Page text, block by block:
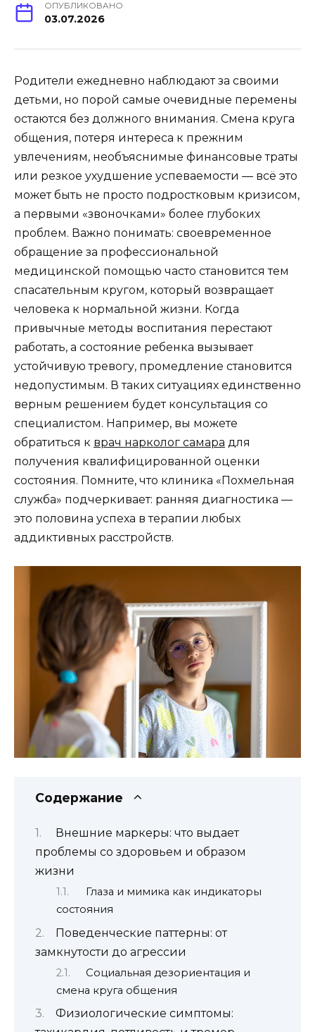
ОПУБЛИКОВАНО
03.07.2026
Родители ежедневно наблюдают за своими
детьми, но порой самые очевидные перемены
остаются без должного внимания. Смена круга
общения, потеря интереса к прежним
увлечениям, необъяснимые финансовые траты
или резкое ухудшение успеваемости — всё это
может быть не просто подростковым кризисом,
а первыми «звоночками» более глубоких
проблем. Важно понимать: своевременное
обращение за профессиональной
медицинской помощью часто становится тем
спасательным кругом, который возвращает
человека к нормальной жизни. Когда
привычные методы воспитания перестают
работать, а состояние ребенка вызывает
устойчивую тревогу, промедление становится
недопустимым. В таких ситуациях единственно
верным решением будет консультация со
специалистом. Например, вы можете
обратиться к врач нарколог самара для
получения квалифицированной оценки
состояния. Помните, что клиника «Похмельная
служба» подчеркивает: ранняя диагностика —
это половина успеха в терапии любых
аддиктивных расстройств.
Содержание
Внешние маркеры: что выдает
проблемы со здоровьем и образом
жизни
Глаза и мимика как индикаторы
состояния
Поведенческие паттерны: от
замкнутости до агрессии
Социальная дезориентация и
смена круга общения
Физиологические симптомы: